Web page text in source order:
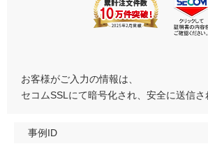
お客様がご入力の情報は、
セコムSSLにて暗号化され、安全に送信さ
事例ID